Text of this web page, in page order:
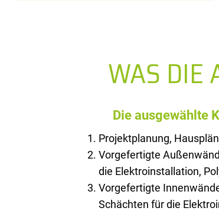
WAS DIE
Die ausgewählte
Projektplanung,
Vorgefertigte
die Elektroinstallation,
Vorgefertigte
Schächten für die